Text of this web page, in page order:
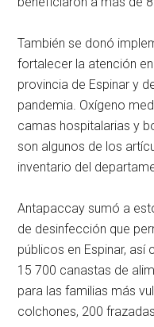
También se donó
fortalecer la atención
provincia de Espinar y
pandemia. Oxígeno
camas hospitalarias y
son algunos de los
inventario del
Antapaccay sumó a
de desinfección que
públicos en Espinar,
15 700 canastas de
para las familias más
colchones, 200